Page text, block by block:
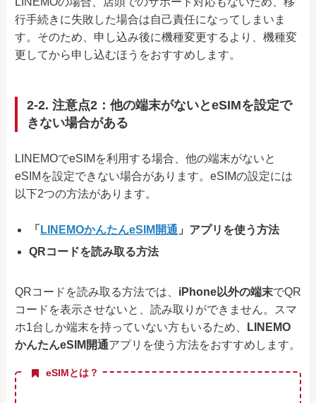
行手続きに失敗した場合は自己責任になってしまいま
す。そのため、申し込み後に機種変更するより、機種変
更してから申し込むほうをおすすめします。
2-2. 注意点2：他の端末がないとeSIMを設定で
きない場合がある
LINEMOでeSIMを利用する場合、他の端末がないと
eSIMを設定できない場合があります。eSIMの設定には
以下2つの方法があります。
「 LINEMOかんたんeSIM開通 」アプリを使う方法
QRコードを読み取る方法
QRコードを読み取る方法では、 iPhone以外の端末でQR
コードを表示させないと、読み取りができません。スマ
ホ1台しか端末を持っていない方もいるため、
LINEMO
かんたんeSIM開通アプリを使う方法をおすすめします。
eSIMとは？